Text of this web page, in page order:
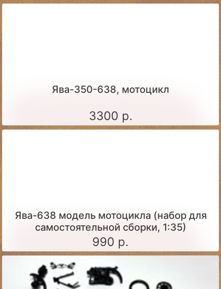
Ява-350-638, мотоцикл
3300 р.
Ява-638 модель мотоцикла (набор для
самостоятельной сборки, 1:35)
990 р.